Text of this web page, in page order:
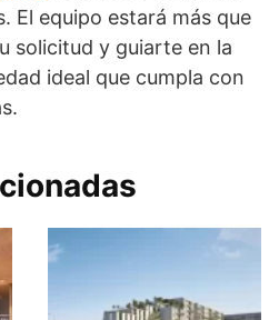
El equipo estará más que
solicitud y guiarte en la
ideal que cumpla con